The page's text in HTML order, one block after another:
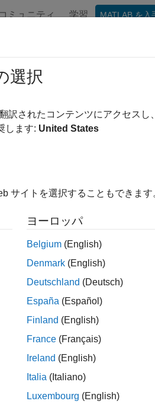
コミュニティ 学習 MATLAB を入
基本設定と一致し
チェック ID: mathworks.req.Paths
要件管理インターフェイス (RMI)
結果と推奨アクション
要件ドキュメントの場所を示すパ
定] ダイアログ ボックスの
[選択
タイプが使用されています。
選択
訳されたコンテンツにアクセス
します: United States
サイトを選択することもできます
ヨーロッパ
Belgium (English)
Denmark (English)
Deutschland (Deutsch)
España (Español)
Finland (English)
France (Français)
Ireland (English)
Italia (Italiano)
Luxembourg (English)